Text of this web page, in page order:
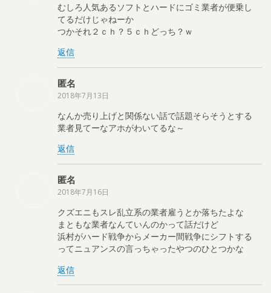
むしろ人気あるソフトとハードにゴミ業者が便乗し
てるだけじゃねーか
つかそれ２ｃｈ？５ｃｈどっち？ｗ
返信
匿名
2018年7月13日
なんか売り上げと関係ない話で話題そらそうとする
業者見てーなアホがわいてるな～
返信
匿名
2018年7月16日
クズエニもスレ乱立系の業者雇うとか落ちたよな
まともな業者なんていんのかって話だけど
浜村がハード戦争からメーカー間戦争にシフトする
ってニュアンスの言っちゃったやつのひとつかな
返信